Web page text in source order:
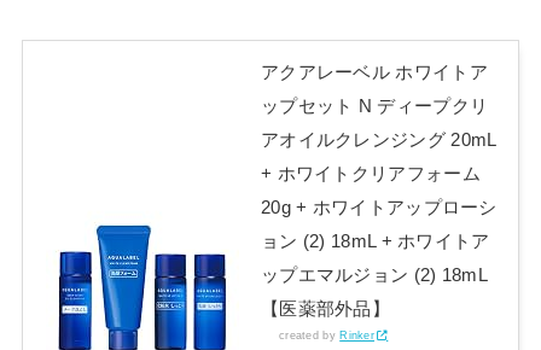
アクアレーベル ホワイトア
ップセット N ディープクリ
アオイルクレンジング 20mL
+ ホワイトクリアフォーム
20g + ホワイトアップローシ
ョン (2) 18mL + ホワイトア
ップエマルジョン (2) 18mL
【医薬部外品】
created by Rinker